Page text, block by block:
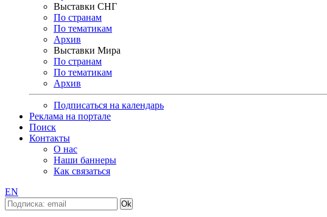
Выставки СНГ
По странам
По тематикам
Архив
Выставки Мира
По странам
По тематикам
Архив
Подписаться на календарь
Реклама на портале
Поиск
Контакты
О нас
Наши баннеры
Как связаться
EN